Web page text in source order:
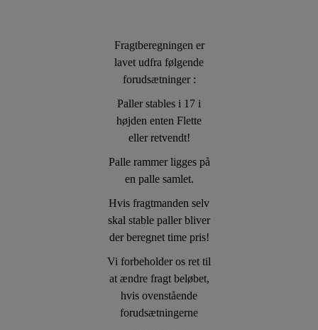
Fragtberegningen er
lavet udfra følgende
forudsætninger :
Paller stables i 17 i
højden enten Flette
eller retvendt!
Palle rammer ligges på
en palle samlet.
Hvis fragtmanden selv
skal stable paller bliver
der beregnet time pris!
Vi forbeholder os ret til
at ændre fragt beløbet,
hvis ovenstående
forudsætningerne